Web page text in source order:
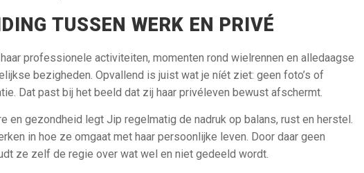
TUSSEN WERK EN PRIVÉ
professionele activiteiten, momenten rond wielrennen en alledaagse
bezigheden. Opvallend is juist wat je níét ziet: geen foto’s of
Dat past bij het beeld dat zij haar privéleven bewust afschermt.
en gezondheid legt Jip regelmatig de nadruk op balans, rust en herstel.
in hoe ze omgaat met haar persoonlijke leven. Door daar geen
ze zelf de regie over wat wel en niet gedeeld wordt.